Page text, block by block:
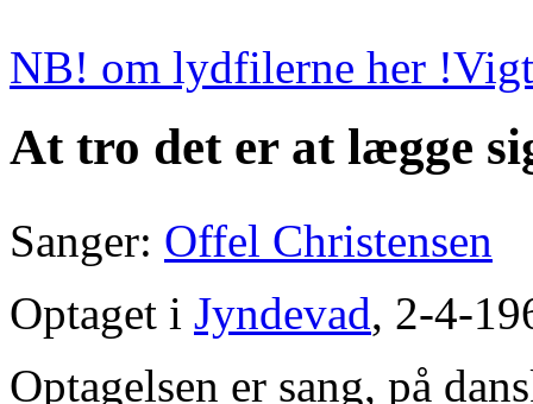
NB! om lydfilerne her !
At tro det er at lægge
Sanger: Offel Christensen
Optaget i Jyndevad, 2-4-
Optagelsen er sang, på